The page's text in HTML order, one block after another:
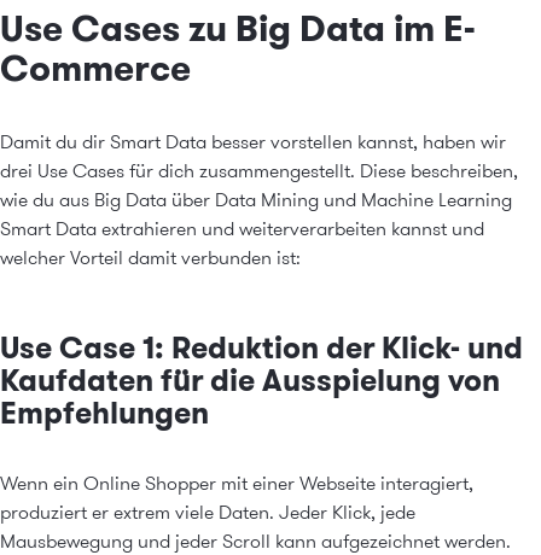
Use Cases zu Big Data im E-
Commerce
Damit du dir Smart Data besser vorstellen kannst, haben wir
drei Use Cases für dich zusammengestellt. Diese beschreiben,
wie du aus Big Data über Data Mining und Machine Learning
Smart Data extrahieren und weiterverarbeiten kannst und
welcher Vorteil damit verbunden ist:
Use Case 1: Reduktion der Klick- und
Kaufdaten für die Ausspielung von
Empfehlungen
Wenn ein Online Shopper mit einer Webseite interagiert,
produziert er extrem viele Daten. Jeder Klick, jede
Mausbewegung und jeder Scroll kann aufgezeichnet werden.